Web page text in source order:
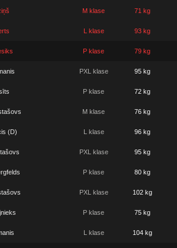
M klase 71 kg
L klase 93 kg
P klase 79 kg
PXL klase 95 kg
P klase 72 kg
M klase 76 kg
(D) L klase 96 kg
PXL klase 95 kg
P klase 80 kg
PXL klase 102 kg
P klase 75 kg
L klase 104 kg